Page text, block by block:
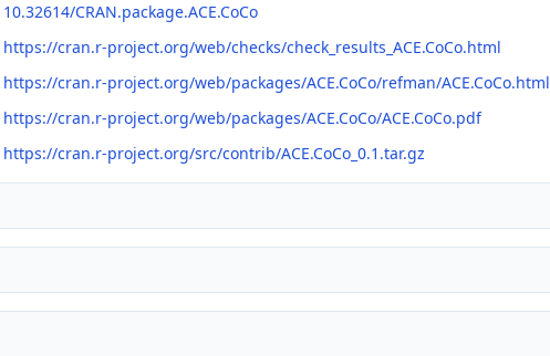
10.32614/CRAN.package.ACE.CoCo
https://cran.r-project.org/web/checks/check_results_ACE.CoCo.html
https://cran.r-project.org/web/packages/ACE.CoCo/refman/ACE.CoCo.html
https://cran.r-project.org/web/packages/ACE.CoCo/ACE.CoCo.pdf
https://cran.r-project.org/src/contrib/ACE.CoCo_0.1.tar.gz